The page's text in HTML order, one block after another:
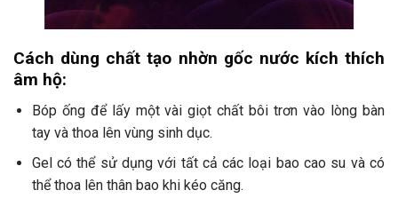
Cách dùng chất tạo nhờn gốc nước kích thích
âm hộ:
Bóp ống để lấy một vài giọt chất bôi trơn vào lòng bàn
tay và thoa lên vùng sinh dục.
Gel có thể sử dụng với tất cả các loại bao cao su và có
thể thoa lên thân bao khi kéo căng.